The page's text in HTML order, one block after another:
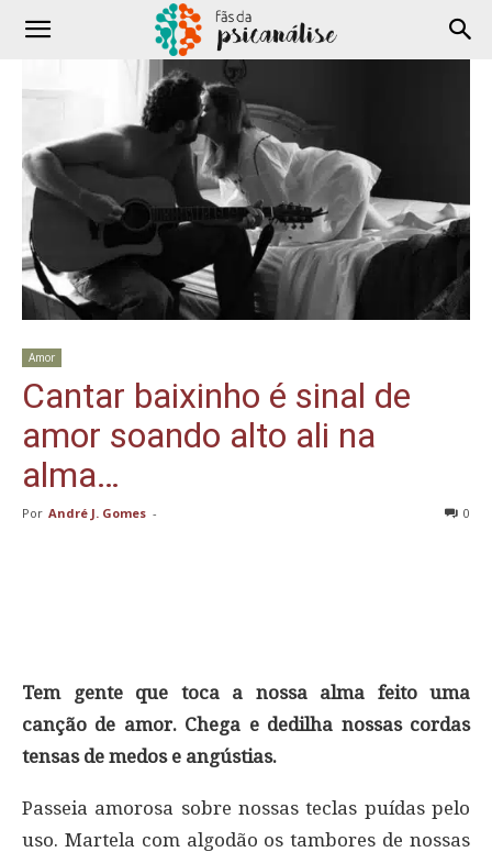
Amor
Cantar baixinho é sinal de
amor soando alto ali na
alma…
Por André J. Gomes - 0
Tem gente que toca a nossa alma feito uma
canção de amor. Chega e dedilha nossas cordas
tensas de medos e angústias.
Passeia amorosa sobre nossas teclas puídas pelo
uso. Martela com algodão os tambores de nossas